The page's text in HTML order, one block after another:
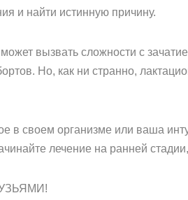
и найти истинную причину.
вызвать сложности с
Но, как ни странно,
своем организме или ваша
лечение на ранней